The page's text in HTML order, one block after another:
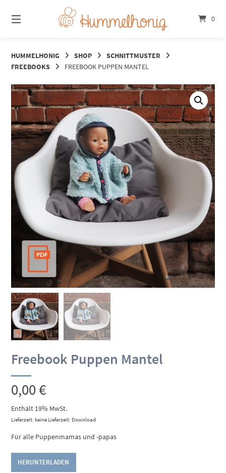
zum
Inhalt
0
HUMMELHONIG SHOP
SCHNITTMUSTER
FREEBOOKS
FREEBOOK PUPPEN MANTEL
Freebook Puppen Mantel
0,00€
Enthält 19% MwSt.
Lieferzeit: keine Lieferzeit: Download
Für alle Puppenmamas und -papas
HERUNTERLADEN